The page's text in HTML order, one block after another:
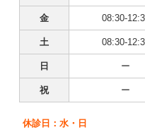
金 08:30-
土 08:30-
日 ー
祝 ー
休診日：水・日